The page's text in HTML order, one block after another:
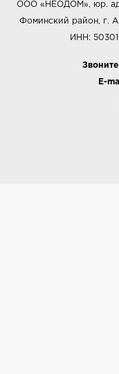
ООО «НЕОДОМ», юр.
Фоминский район, г.
ИНН:
E-